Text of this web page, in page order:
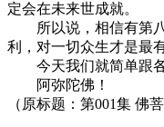
定会在未来世成就。
所以说，相信有第八
利，对一切众生才是最
今天我们就简单跟各
阿弥陀佛！
（原标题：第001集 佛